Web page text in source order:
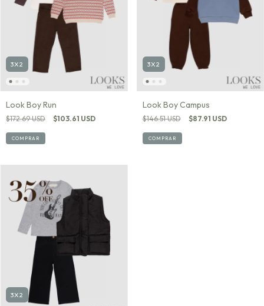
3X2
Look Boy Run
$172.69 USD $103.61 USD
COMPRAR
3X2
Look Boy Campus
$146.51 USD $87.91 USD
COMPRAR
3X2